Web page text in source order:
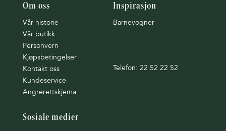
Om oss
Vår historie
Vår butikk
Personvern
Kjøpsbetingelser
Kontakt oss
Kundeservice
Angrerettskjema
Inspirasjon
Barnevogner
Telefon: 22 52 22 52
Sosiale medier